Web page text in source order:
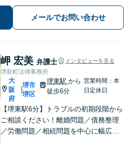
富【離婚問題】不倫・離婚に注力／有
利な条件での慰謝料・離婚【労働問
題】ハラスメント事案の実績／裁判を
メールでお問い合わせ
岬 宏美 弁護士 インタビューを見る
堺新町法律事務所
大
阪
府
堺市
堺区
堺東駅 から
徒歩6分
営業時間：本
日定休日
【堺東駅6分】トラブルの初期段階から
ご相談ください！離婚問題／債務整理
／労働問題／相続問題を中心に幅広く